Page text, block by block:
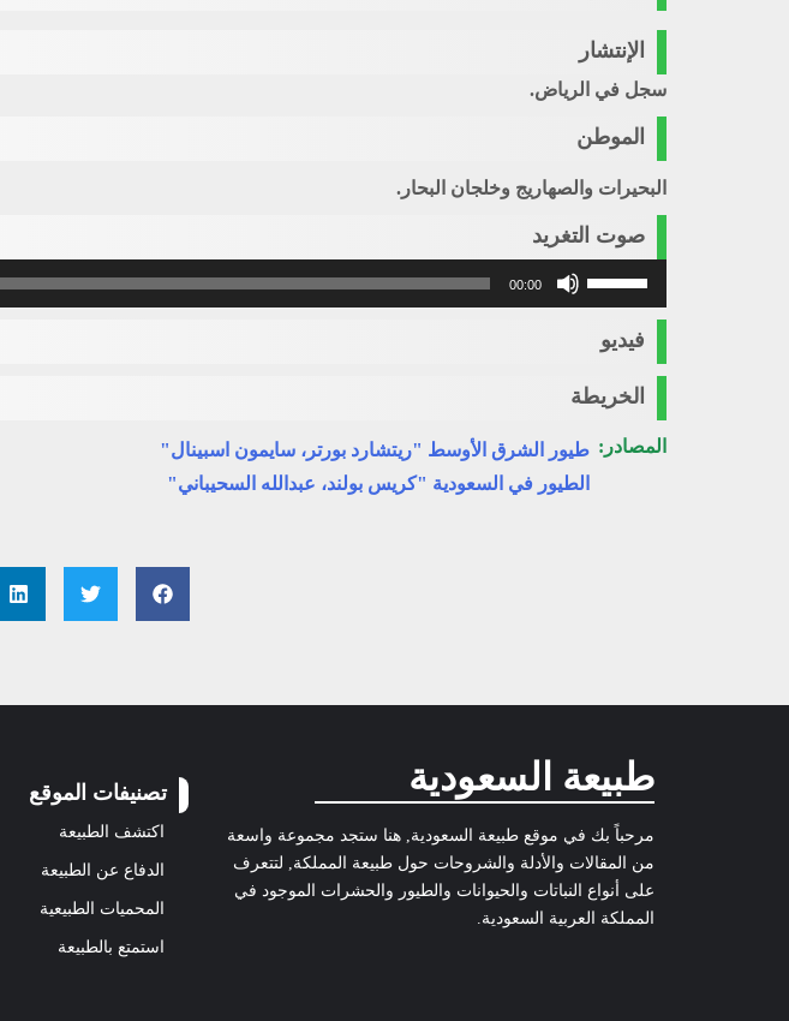
الإنتشار
سجل في الرياض.
الموطن
البحيرات والصهاريج وخلجان البحار.
صوت التغريد
00:00
الأسهم
أعلى/
أسفل
لزيادة
أو
خفض
فيديو
الخريطة
المصادر: طيور الشرق الأوسط "ريتشارد بورتر، سايمون اسبينال"
الطيور في السعودية "كريس بولند، عبدالله السحيباني"
طبيعة السعودية
مرحباً بك في موقع طبيعة السعودية, هنا ستجد مجموعة واسعة
من المقالات والأدلة والشروحات حول طبيعة المملكة, لتتعرف
على أنواع النباتات والحيوانات والطيور والحشرات الموجود في
المملكة العربية السعودية.
تصنيفات الموقع
اكتشف الطبيعة
الدفاع عن الطبيعة
المحميات الطبيعية
استمتع بالطبيعة